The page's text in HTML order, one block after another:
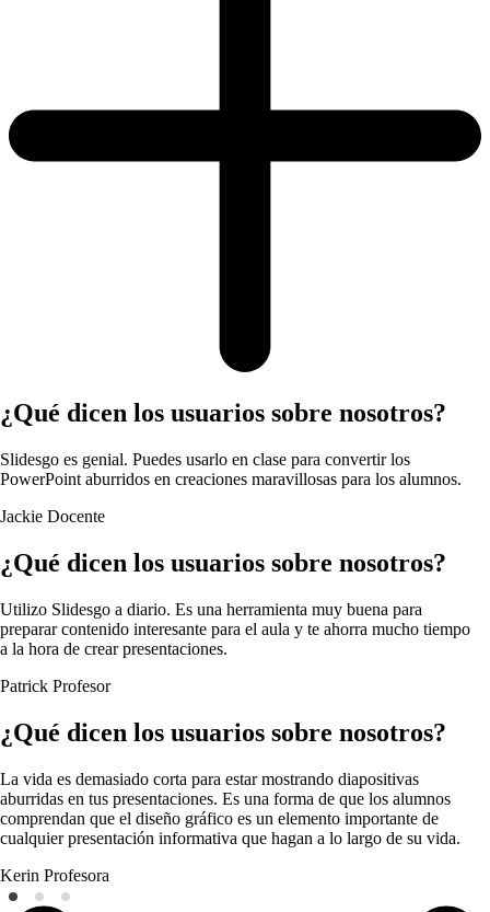
¿Qué dicen los usuarios sobre nosotros?
Slidesgo es genial. Puedes usarlo en clase para convertir los
PowerPoint aburridos en creaciones maravillosas para los alumnos.
Jackie Docente
¿Qué dicen los usuarios sobre nosotros?
Utilizo Slidesgo a diario. Es una herramienta muy buena para
preparar contenido interesante para el aula y te ahorra mucho tiempo
a la hora de crear presentaciones.
Patrick Profesor
¿Qué dicen los usuarios sobre nosotros?
La vida es demasiado corta para estar mostrando diapositivas
aburridas en tus presentaciones. Es una forma de que los alumnos
comprendan que el diseño gráfico es un elemento importante de
cualquier presentación informativa que hagan a lo largo de su vida.
Kerin Profesora